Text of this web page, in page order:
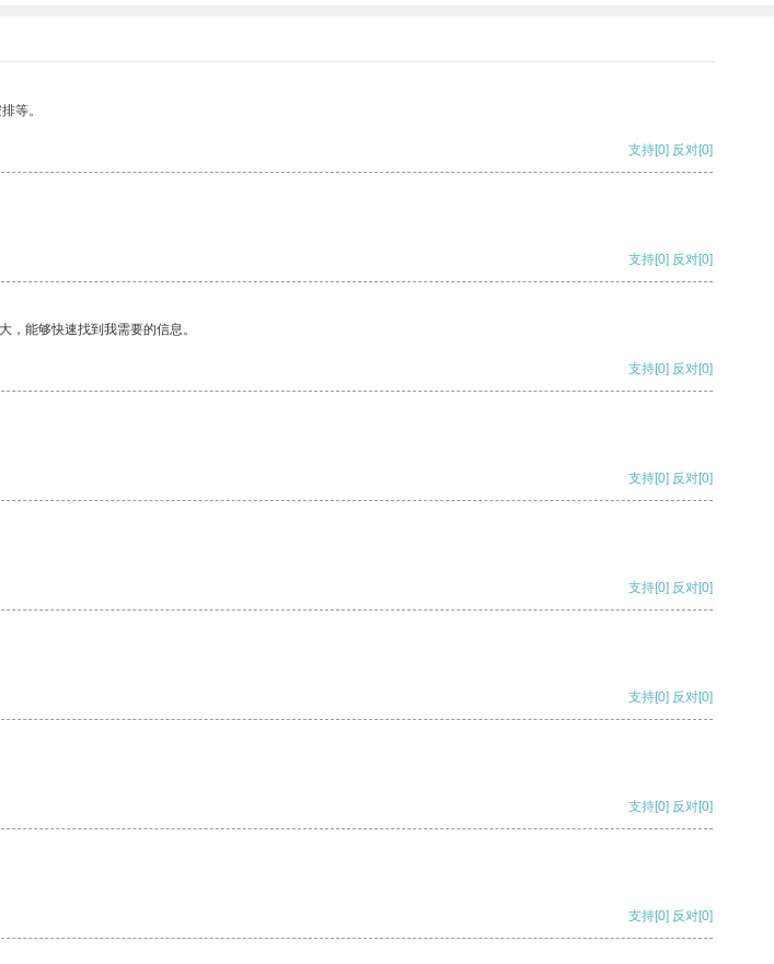
等。
支持[0] 反对[0]
支持[0] 反对[0]
能够快速找到我需要的信息。
支持[0] 反对[0]
支持[0] 反对[0]
支持[0] 反对[0]
支持[0] 反对[0]
支持[0] 反对[0]
支持[0] 反对[0]